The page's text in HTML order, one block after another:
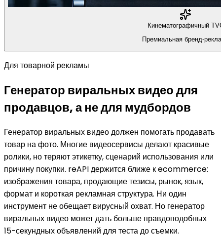
Кинематографичный
Премиальная бренд-
Для товарной рекламы
Генератор виральных видео для
продавцов, а не для мудбордов
Генератор виральных видео должен помогать продавать
товар на фото. Многие видеосервисы делают красивые
ролики, но теряют этикетку, сценарий использования или
причину покупки. reAPI держится ближе к ecommerce:
изображения товара, продающие тезисы, рынок, язык,
формат и короткая рекламная структура. Ни один
инструмент не обещает вирусный охват. Но генератор
виральных видео может дать больше правдоподобных
15-секундных объявлений для теста до съемки.